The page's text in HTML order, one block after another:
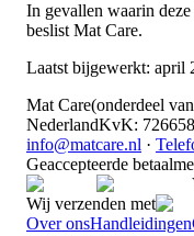
In gevallen waarin
beslist Mat Care.
Laatst bijgewerkt: april
Mat Care(onderdeel van
NederlandKvK:
info@matcare.nl ·
Geaccepteerde
Wij verzenden met
Over onsHandleidingen